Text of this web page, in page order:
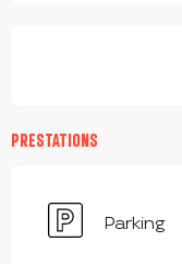
PRESTATIONS
Parking